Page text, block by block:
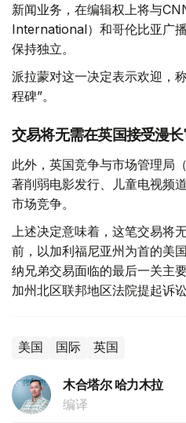
新闻业务，在编辑权上将与
International）和哥伦比亚广
保持独立。
派拉蒙对这一决定表示欢迎，
程碑”。
交易将无需在英国接受漫
此外，英国竞争与市场管理局
著削弱电影发行、儿童电视频
市场竞争。
上述决定意味着，这笔交易将
前，以加利福尼亚州为首的美
纳兄弟交易面临的最后一关主
加州北区联邦地区法院提起诉
美国 国际 英国
木合塔尔 哈力木拉
编译